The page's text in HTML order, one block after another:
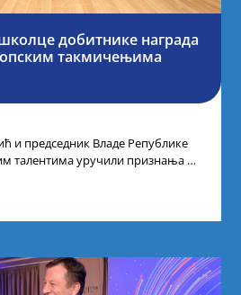
добитнике награда
такмичењима
и председник Владе Републике
талентима уручили признања У